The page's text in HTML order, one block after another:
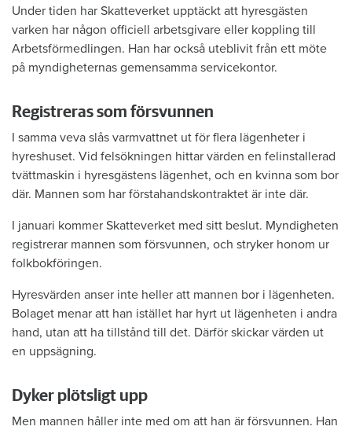
Under tiden har Skatteverket upptäckt att hyresgästen
varken har någon officiell arbetsgivare eller koppling till
Arbetsförmedlingen. Han har också uteblivit från ett möte
på myndigheternas gemensamma servicekontor.
Registreras som försvunnen
I samma veva slås varmvattnet ut för flera lägenheter i
hyreshuset. Vid felsökningen hittar värden en felinstallerad
tvättmaskin i hyresgästens lägenhet, och en kvinna som bor
där. Mannen som har förstahandskontraktet är inte där.
I januari kommer Skatteverket med sitt beslut. Myndigheten
registrerar mannen som försvunnen, och stryker honom ur
folkbokföringen.
Hyresvärden anser inte heller att mannen bor i lägenheten.
Bolaget menar att han istället har hyrt ut lägenheten i andra
hand, utan att ha tillstånd till det. Därför skickar värden ut
en uppsägning.
Dyker plötsligt upp
Men mannen håller inte med om att han är försvunnen. Han